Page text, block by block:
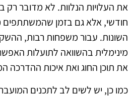
את העלויות הנלוות. לא מדובר רק
חודשי, אלא גם בזמן שהמשתתפים
השונות. עבור משפחות רבות,
מינימלית בהשוואה לתועלות
את תוכן החוג ואת איכות ההדרכה
כמו כן, יש לשים לב לתכנים